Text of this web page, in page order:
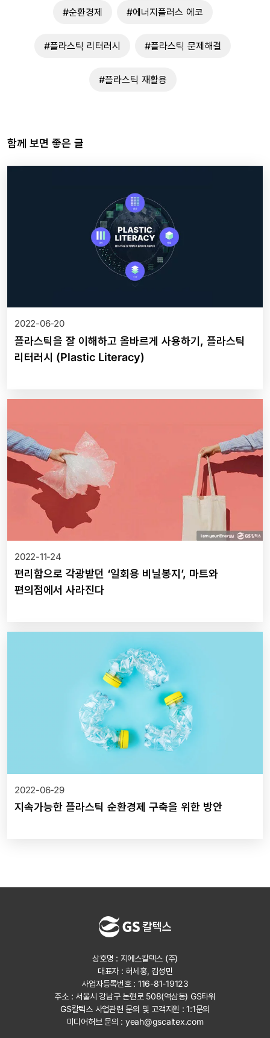
#순환경제 #에너지플러스 에코
#플라스틱 리터러시 #플라스틱 문제해결
#플라스틱 재활용
함께 보면 좋은 글
2022-06-20
플라스틱을 잘 이해하고 올바르게 사용하기, 플라스틱
리터러시 (Plastic Literacy)
2022-11-24
편리함으로 각광받던 ‘일회용 비닐봉지’, 마트와
편의점에서 사라진다
2022-06-29
지속가능한 플라스틱 순환경제 구축을 위한 방안
상호명 : 지에스칼텍스 (주)
대표자 : 허세홍, 김성민
사업자등록번호 : 116-81-19123
주소 : 서울시 강남구 논현로 508(역삼동) GS타워
GS칼텍스 사업관련 문의 및 고객지원 :1:1문의
미디어허브 문의 : yeah@gscaltex.com